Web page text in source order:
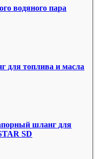
водяного пара
для топлива и масла
шланг для
SD